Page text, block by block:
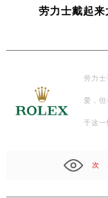
劳力士戴起
劳力士
爱，
于这一
次